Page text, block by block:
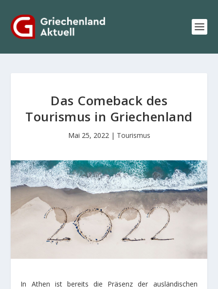
Das Comeback des
Tourismus in Griechenland
Mai 25, 2022| Tourismus
In Athen ist bereits die Präsenz der ausländischen